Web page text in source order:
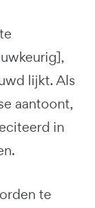
lijkt. Als
aantoont,
in
te